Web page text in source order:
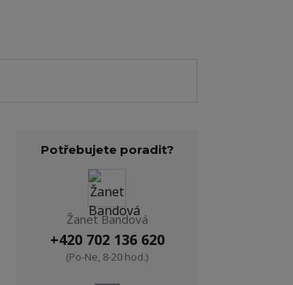
Potřebujete poradit?
Žanet Bandová
+420 702 136 620
(Po-Ne, 8-20 hod.)